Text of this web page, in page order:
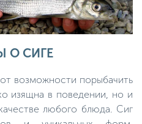
О СИГЕ
возможности порыбачить
изящна в поведении, но и
любого блюда. Сиг